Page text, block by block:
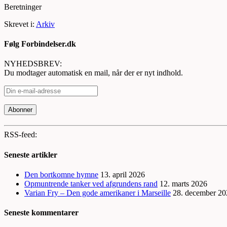
Beretninger
Skrevet i: Arkiv
Følg Forbindelser.dk
NYHEDSBREV:
Du modtager automatisk en mail, når der er nyt indhold.
RSS-feed:
Seneste artikler
Den bortkomne hymne 13. april 2026
Opmuntrende tanker ved afgrundens rand 12. marts 2026
Varian Fry – Den gode amerikaner i Marseille 28. december
Seneste kommentarer